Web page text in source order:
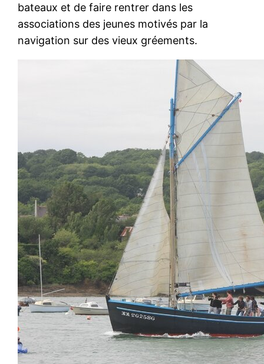
bateaux et de faire rentrer dans les
associations des jeunes motivés par la
navigation sur des vieux gréements.